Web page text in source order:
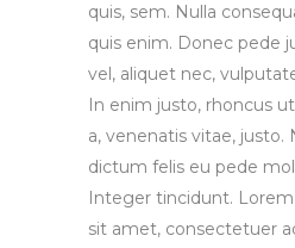
quis, sem. Nulla
quis enim. Donec pede
vel, aliquet nec,
In enim justo, rhoncus
a, venenatis vitae, justo.
dictum felis eu pede
Integer tincidunt.
sit amet, consectetuer